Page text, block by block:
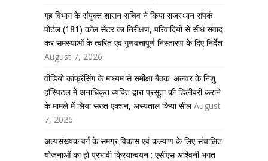
गृह विभाग के संयुक्त शासन सचिव ने किया राजस्थान संपर्क
पोर्टल (181) कॉल सेंटर का निरीक्षण, परिवादियों से सीधे संवाद
कर समस्याओं के त्वरित एवं गुणवत्तापूर्ण निस्तारण के दिए निर्देश
August 7, 2026
वीडियो कांफ्रेंसिंग के माध्यम से समीक्षा बैठक: अलवर के निशु
हॉस्पिटल में अनाधिकृत व्यक्ति द्वारा प्रसूता की डिलीवरी कराने
के मामले में लिया सख्त एक्शन, अस्पताल किया सील August
7, 2026
अल्पसंख्यक वर्ग के समग्र विकास एवं कल्याण के लिए संचालित
योजनाओं का हो प्रभावी क्रियान्वयन : एसीएस अश्विनी भगत